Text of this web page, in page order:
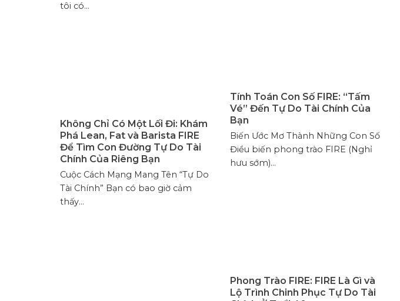
tôi có...
Tính Toán Con Số FIRE: “Tấm
Vé” Đến Tự Do Tài Chính Của
Bạn
Biến Ước Mơ Thành Những Con Số
Điều biến phong trào FIRE (Nghỉ
hưu sớm)...
Không Chỉ Có Một Lối Đi: Khám
Phá Lean, Fat và Barista FIRE
Để Tìm Con Đường Tự Do Tài
Chính Của Riêng Bạn
Cuộc Cách Mạng Mang Tên “Tự Do
Tài Chính” Bạn có bao giờ cảm
thấy...
Phong Trào FIRE: FIRE Là Gì và
Lộ Trình Chinh Phục Tự Do Tài